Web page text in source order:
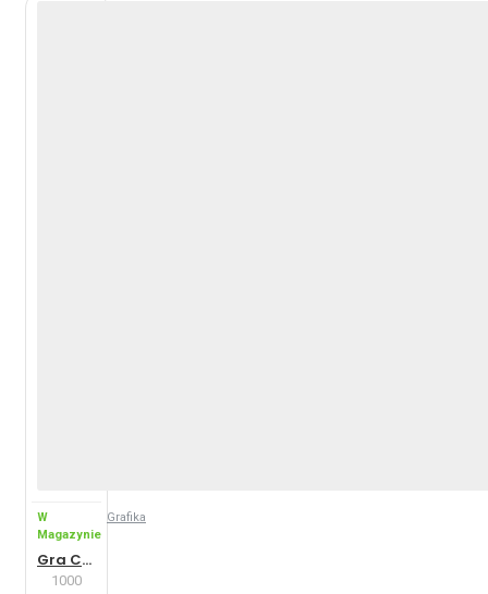
W
Magazynie
Grafika
Gra Crescendo
1000